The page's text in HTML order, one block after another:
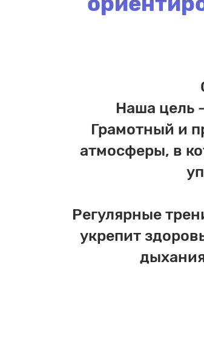
Наша цель
Грамотный и
атмосферы, в
Регулярные
укрепит